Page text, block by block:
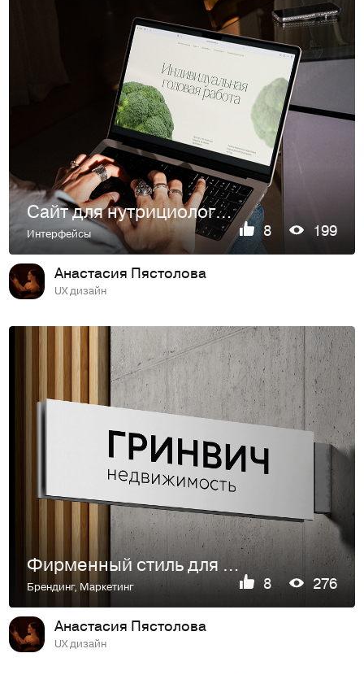
Сайт для нутрициолога-психолога
Интерфейсы 8 199
Анастасия Пястолова
UX дизайн
Фирменный стиль для девелопера
Брендинг, Маркетинг 8 276
Анастасия Пястолова
UX дизайн